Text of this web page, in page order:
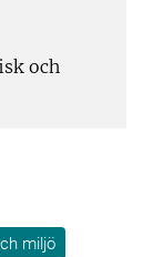
och
miljö